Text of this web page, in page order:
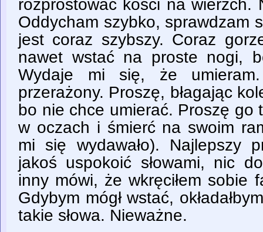
rozprostować kości na wierzch.
Oddycham szybko, sprawdzam
jest coraz szybszy. Coraz
nawet wstać na proste nogi,
Wydaje mi się, że umieram.
przerażony. Proszę, błagając
bo nie chce umierać. Proszę go
w oczach i śmierć na swoim
mi się wydawało). Najlepszy
jakoś uspokoić słowami, nic
inny mówi, że wkręciłem sobie
Gdybym mógł wstać,
takie słowa. Nieważne.